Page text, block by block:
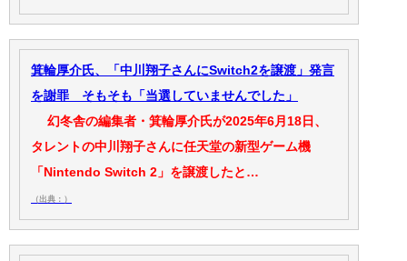
箕輪厚介氏、「中川翔子さんにSwitch2を譲渡」発言
を謝罪 そもそも「当選していませんでした」
幻冬舎の編集者・箕輪厚介氏が2025年6月18日、
タレントの中川翔子さんに任天堂の新型ゲーム機
「Nintendo Switch 2」を譲渡したと…
（出典：）